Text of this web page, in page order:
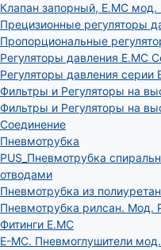
Клапан запорный, E.MC мод.
Прецизионные регуляторы
Пропорциональные
Регуляторы давления E.MC
Регуляторы давления серии
Фильтры и Регуляторы на
Фильтры и Регуляторы на
Соединение
Пневмотрубка
PUS_Пневмотрубка
отводами
Пневмотрубка из
Пневмотрубка рилсан. Мод.
Фитинги E.MC
E-MC. Пневмоглушители